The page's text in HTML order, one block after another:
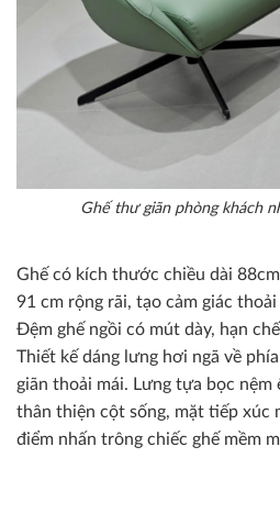
Ghế thư giãn phòng khách
Ghế có kích thước chiều dài
91 cm rộng rãi, tạo cảm giác
Đệm ghế ngồi có mút dày, hạn
Thiết kế dáng lưng hơi ngã về
giãn thoải mái. Lưng tựa bọc
thân thiện cột sống, mặt tiếp xúc
điểm nhấn trông chiếc ghế mềm